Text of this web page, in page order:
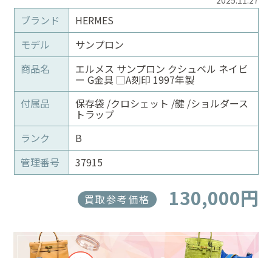
ブランド
HERMES
モデル
サンプロン
商品名
エルメス サンプロン クシュベル ネイビ
ー G金具 □A刻印 1997年製
付属品
保存袋 /クロシェット /鍵 /ショルダース
トラップ
ランク
B
管理番号
37915
買取参考価格 130,000円